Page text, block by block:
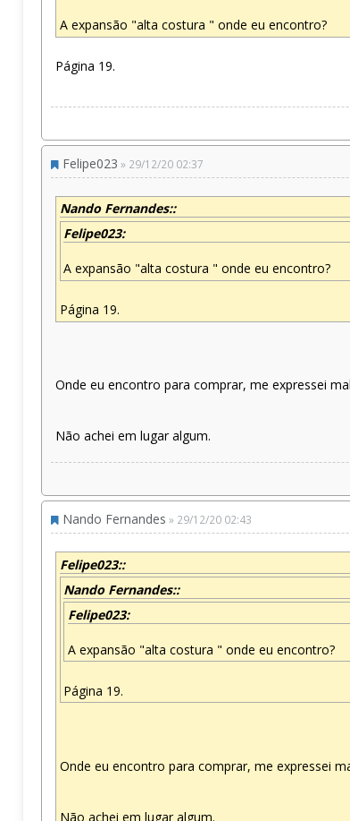
A expansão "alta costura " onde eu encontro?
Página 19.
Felipe023 » 29/12/20 02:37
Nando Fernandes::
Felipe023:
A expansão "alta costura " onde eu encontro?
Página 19.
Onde eu encontro para comprar, me expressei
Não achei em lugar algum.
Nando Fernandes » 29/12/20 02:43
Felipe023::
Nando Fernandes::
Felipe023:
A expansão "alta costura " onde eu encontro?
Página 19.
Onde eu encontro para comprar, me expressei
Não achei em lugar algum.